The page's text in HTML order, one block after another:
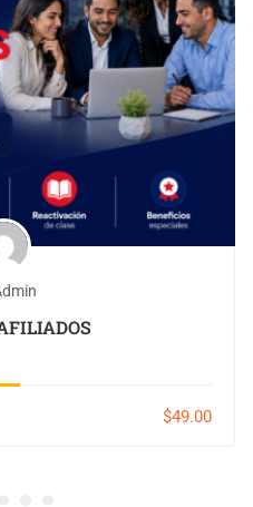
$49.00